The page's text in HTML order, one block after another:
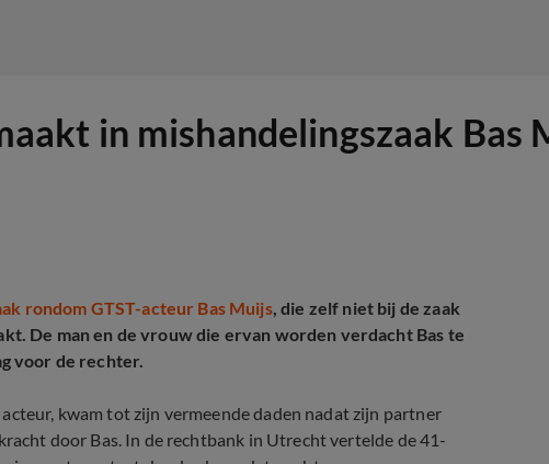
in mishandelingszaak Bas
rondom GTST-acteur Bas Muijs, die zelf niet bij de zaak
De man en de vrouw die ervan worden verdacht Bas te
voor de rechter.
kwam tot zijn vermeende daden nadat zijn partner
door Bas. In de rechtbank in Utrecht vertelde de 41-